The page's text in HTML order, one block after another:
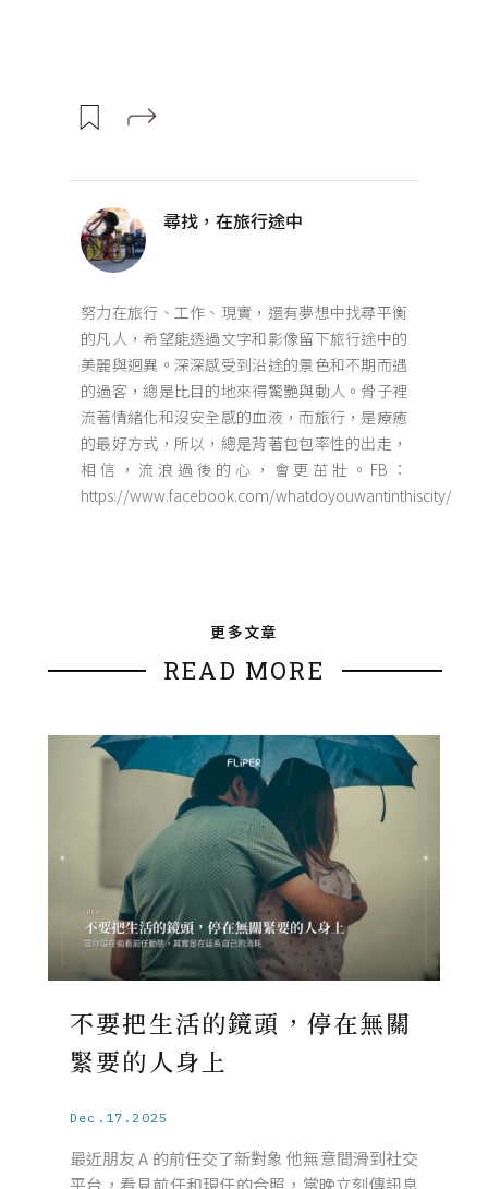
尋找，在旅行途中
努力在旅行、工作、現實，還有夢想中找尋平衡
的凡人，希望能透過文字和影像留下旅行途中的
美麗與迥異。深深感受到沿途的景色和不期而遇
的過客，總是比目的地來得驚艷與動人。骨子裡
流著情緒化和沒安全感的血液，而旅行，是療癒
的最好方式，所以，總是背著包包率性的出走，
相信，流浪過後的心，會更茁壯。FB：
https://www.facebook.com/whatdoyouwantinthiscity/
更多文章
READ MORE
不要把生活的鏡頭，停在無關
緊要的人身上
Dec.17.2025
最近朋友 A 的前任交了新對象 他無意間滑到社交
平台，看見前任和現任的合照，當晚立刻傳訊息